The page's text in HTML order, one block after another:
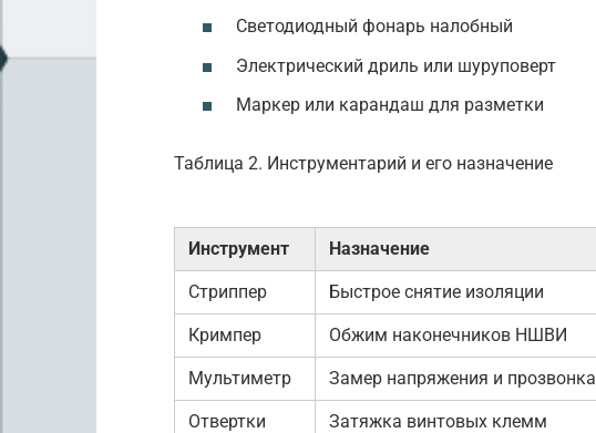
Светодиодный фонарь налобный
Электрический дриль или шуруповерт
Маркер или карандаш для разметки
Таблица 2. Инструментарий и его назначение
Инструмент Назначение
Стриппер Быстрое снятие изоляции
Кримпер Обжим наконечников НШВИ
Мультиметр Замер напряжения и прозвонка
Отвертки Затяжка винтовых клемм